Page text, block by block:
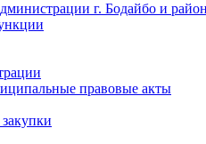
г. Бодайбо и
правовые акты